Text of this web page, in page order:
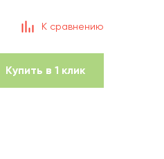
К сравнению
Купить в 1 клик